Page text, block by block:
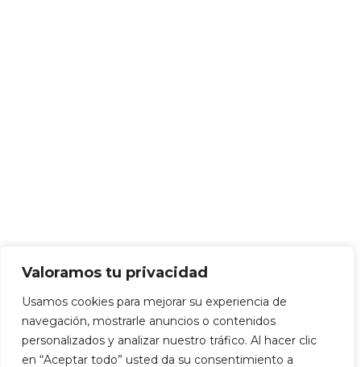
Valoramos tu privacidad
Usamos cookies para mejorar su experiencia de
navegación, mostrarle anuncios o contenidos
personalizados y analizar nuestro tráfico. Al hacer clic
en “Aceptar todo” usted da su consentimiento a